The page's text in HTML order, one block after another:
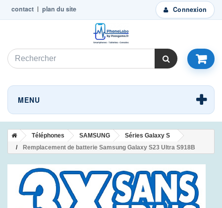
Connexion
contact plan du site
MENU
Téléphones SAMSUNG
Séries Galaxy S
Remplacement de batterie Samsung Galaxy S23 Ultra S918B